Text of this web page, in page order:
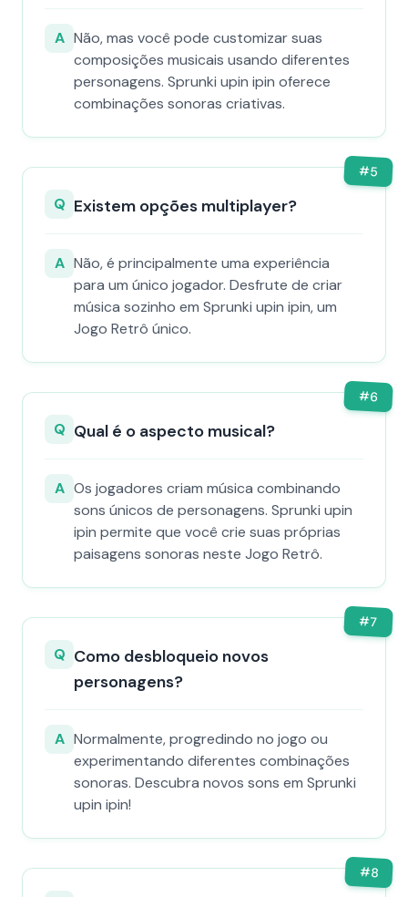
A Não, mas você pode customizar suas
composições musicais usando diferentes
personagens. Sprunki upin ipin oferece
combinações sonoras criativas.
#5
Q Existem opções multiplayer?
A Não, é principalmente uma experiência
para um único jogador. Desfrute de criar
música sozinho em Sprunki upin ipin, um
Jogo Retrô único.
#6
Q Qual é o aspecto musical?
A Os jogadores criam música combinando
sons únicos de personagens. Sprunki upin
ipin permite que você crie suas próprias
paisagens sonoras neste Jogo Retrô.
#7
Q Como desbloqueio novos
personagens?
A Normalmente, progredindo no jogo ou
experimentando diferentes combinações
sonoras. Descubra novos sons em Sprunki
upin ipin!
#8